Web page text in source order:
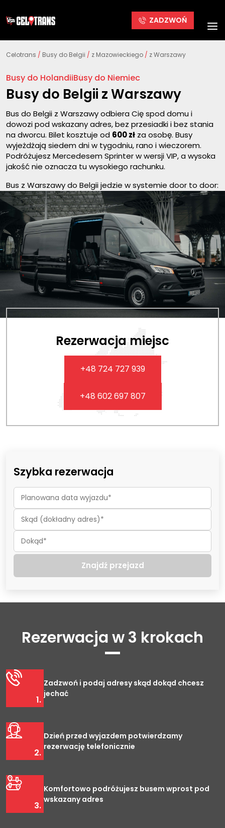
ZADZWOŃ
Celotrans / Busy do Belgii / z Mazowieckiego / z Warszawy
Busy do HolandiiBusy do Niemiec
Busy do Belgii z Warszawy
Bus do Belgii z Warszawy odbiera Cię spod domu i
dowozi pod wskazany adres, bez przesiadki i bez stania
na dworcu. Bilet kosztuje od 600 zł za osobę. Busy
wyjeżdżają siedem dni w tygodniu, rano i wieczorem.
Podróżujesz Mercedesem Sprinter w wersji VIP, a wysoka
jakość nie oznacza tu wysokiego rachunku.
Bus z Warszawy do Belgii jedzie w systemie door to door:
kierowca podjeżdża pod adres w Warszawie, pokonuje
trasę bez przesiadek i wysadza pasażera pod
wskazanym adresem w Belgii. Kurs trwa około 18 godzin,
a busy odjeżdżają codziennie, a cena wynosi 600–650 zł
za osobę w jedną stronę (stan na 2026 r.).
Rezerwacja miejsc
+48 724 727 939
+48 602 697 807
Szybka rezerwacja
Znajdź przejazd
Rezerwacja w 3 krokach
1.
Zadzwoń i podaj adresy skąd dokąd chcesz
jechać
2.
Dzień przed wyjazdem potwierdzamy
rezerwację telefonicznie
3.
Komfortowo podróżujesz busem wprost pod
wskazany adres